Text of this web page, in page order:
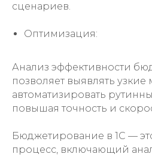
сценариев.
Оптимизация:
Анализ эффективности
позволяет выявлять узкие
автоматизировать
повышая точность и
Бюджетирование в 1С —
процесс, включающий